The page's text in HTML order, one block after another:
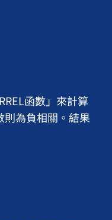
函數」來計算
則為負相關。結果